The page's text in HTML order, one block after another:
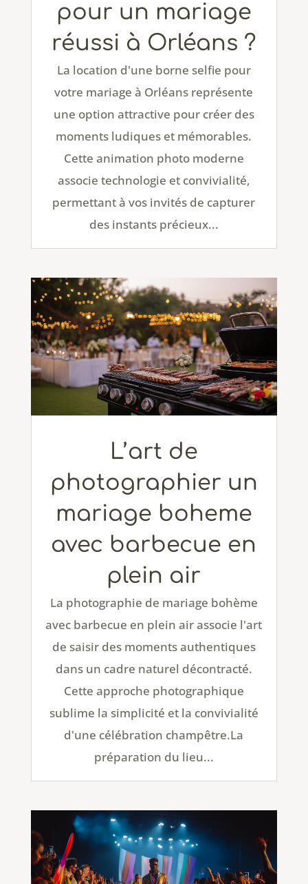
pour un mariage
réussi à Orléans ?
La location d'une borne selfie pour
votre mariage à Orléans représente
une option attractive pour créer des
moments ludiques et mémorables.
Cette animation photo moderne
associe technologie et convivialité,
permettant à vos invités de capturer
des instants précieux...
L’art de
photographier un
mariage boheme
avec barbecue en
plein air
La photographie de mariage bohème
avec barbecue en plein air associe l'art
de saisir des moments authentiques
dans un cadre naturel décontracté.
Cette approche photographique
sublime la simplicité et la convivialité
d'une célébration champêtre.La
préparation du lieu...